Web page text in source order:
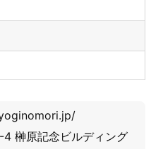
榊原記念ビルディング